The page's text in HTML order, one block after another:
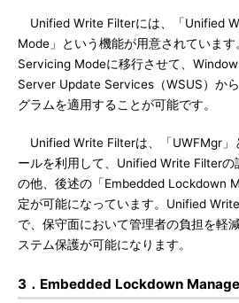
Unified Write Filterには、「Unified
Mode」という機能が用意されていま
Servicing Modeに移行させて、
Server Update Services（WSUS）か
グラムを適用することが可能です。
Unified Write Filterは、「UWFMgr」
ールを利用して、Unified Write Filterの
の他、後述の「Embedded Lockdown
定が可能になっています。Unified
で、保守面において管理者の負担を軽
ステム保護が可能になります。
3．Embedded Lockdown